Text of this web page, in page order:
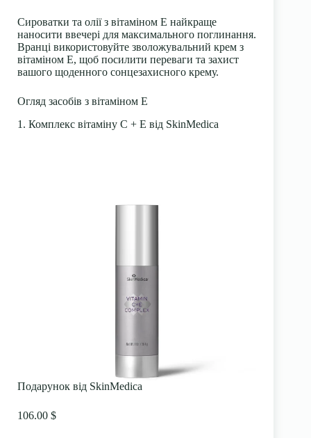
Сироватки та олії з вітаміном Е найкраще
наносити ввечері для максимального поглинання.
Вранці використовуйте зволожувальний крем з
вітаміном Е, щоб посилити переваги та захист
вашого щоденного сонцезахисного крему.
Огляд засобів з вітаміном Е
1. Комплекс вітаміну С + Е від SkinMedica
Подарунок від SkinMedica
106.00 $